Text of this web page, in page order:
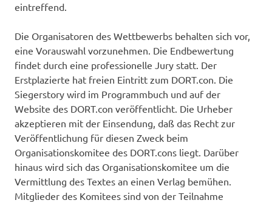
eintreffend.
Die Organisatoren des Wettbewerbs behalten sich vor,
eine Vorauswahl vorzunehmen. Die Endbewertung
findet durch eine professionelle Jury statt. Der
Erstplazierte hat freien Eintritt zum DORT.con. Die
Siegerstory wird im Programmbuch und auf der
Website des DORT.con veröffentlicht. Die Urheber
akzeptieren mit der Einsendung, daß das Recht zur
Veröffentlichung für diesen Zweck beim
Organisationskomitee des DORT.cons liegt. Darüber
hinaus wird sich das Organisationskomitee um die
Vermittlung des Textes an einen Verlag bemühen.
Mitglieder des Komitees sind von der Teilnahme